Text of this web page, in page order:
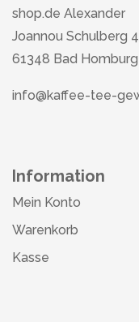
shop.de Alexander
Joannou Schulberg 4
61348 Bad Homburg
info@kaffee-tee-
Information
Mein Konto
Warenkorb
Kasse